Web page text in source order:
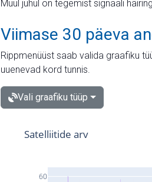
Muul juhul on tegemist signaali
Viimase 30 päeva
Rippmenüüst saab valida graafiku
uuenevad kord tunnis.
Vali graafiku tüüp
60
Satelliitide arv